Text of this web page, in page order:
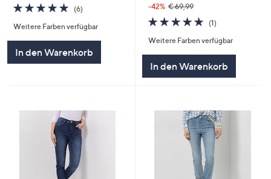
5.0
von
5
(6)6
Weitere Farben verfügbar
In den Warenkorb
-42% € 69,99
5.0
von
5
(1)1
Weitere Farben verfügbar
In den Warenkorb